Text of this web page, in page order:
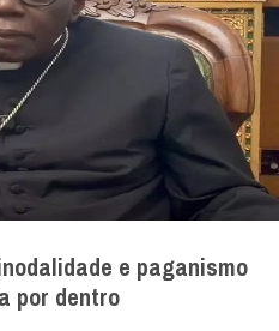
e paganismo
por dentro